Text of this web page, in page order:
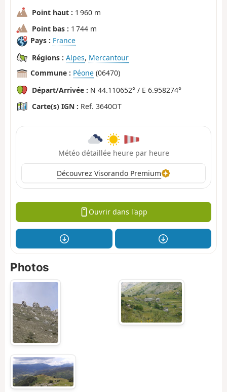
Point haut : 1 960 m
Point bas : 1 744 m
Pays : France
Régions : Alpes, Mercantour
Commune : Péone (06470)
Départ/Arrivée : N 44.110652° / E 6.958274°
Carte(s) IGN : Ref. 3640OT
Météo détaillée heure par heure
Découvrez Visorando Premium
Ouvrir dans l'app
Photos